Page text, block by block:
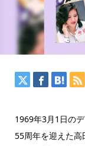
1969年3月1日の
55周年を迎えた高